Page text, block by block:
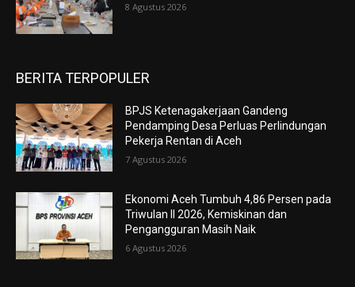
8 Agustus 2026
BERITA TERPOPULER
BPJS Ketenagakerjaan Gandeng
Pendamping Desa Perluas Perlindungan
Pekerja Rentan di Aceh
7 Agustus 2026
Ekonomi Aceh Tumbuh 4,86 Persen pada
Triwulan II 2026, Kemiskinan dan
Pengangguran Masih Naik
6 Agustus 2026